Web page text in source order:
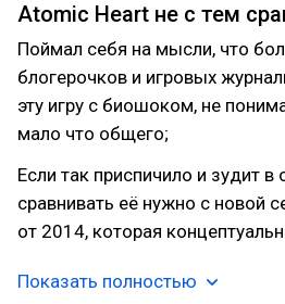
Atomic Heart не с тем
Поймал себя на мысли, что
блогерочков и игровых
эту игру с биошоком, не
мало что общего;
Если так приспичило и зудит в
сравнивать её нужно с новой
от 2014, которая
Показать полностью